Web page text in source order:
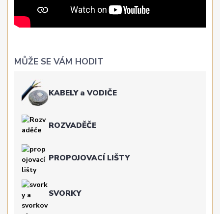
MŮŽE SE VÁM HODIT
KABELY a VODIČE
ROZVADĚČE
PROPOJOVACÍ LIŠTY
SVORKY